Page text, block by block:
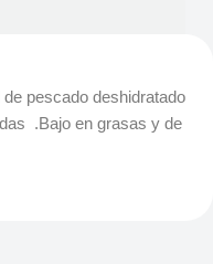
pescado deshidratado
.Bajo en grasas y de